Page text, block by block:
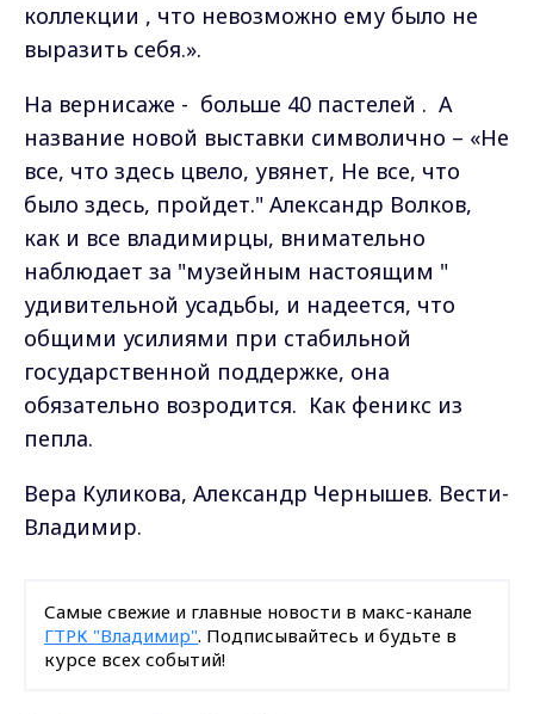
коллекции , что невозможно ему было не
выразить себя.».
На вернисаже - больше 40 пастелей . А
название новой выставки символично – «Не
все, что здесь цвело, увянет, Не все, что
было здесь, пройдет." Александр Волков,
как и все владимирцы, внимательно
наблюдает за "музейным настоящим "
удивительной усадьбы, и надеется, что
общими усилиями при стабильной
государственной поддержке, она
обязательно возродится. Как феникс из
пепла.
Вера Куликова, Александр Чернышев. Вести-
Владимир.
Самые свежие и главные новости в макс-канале
ГТРК "Владимир". Подписывайтесь и будьте в
курсе всех событий!